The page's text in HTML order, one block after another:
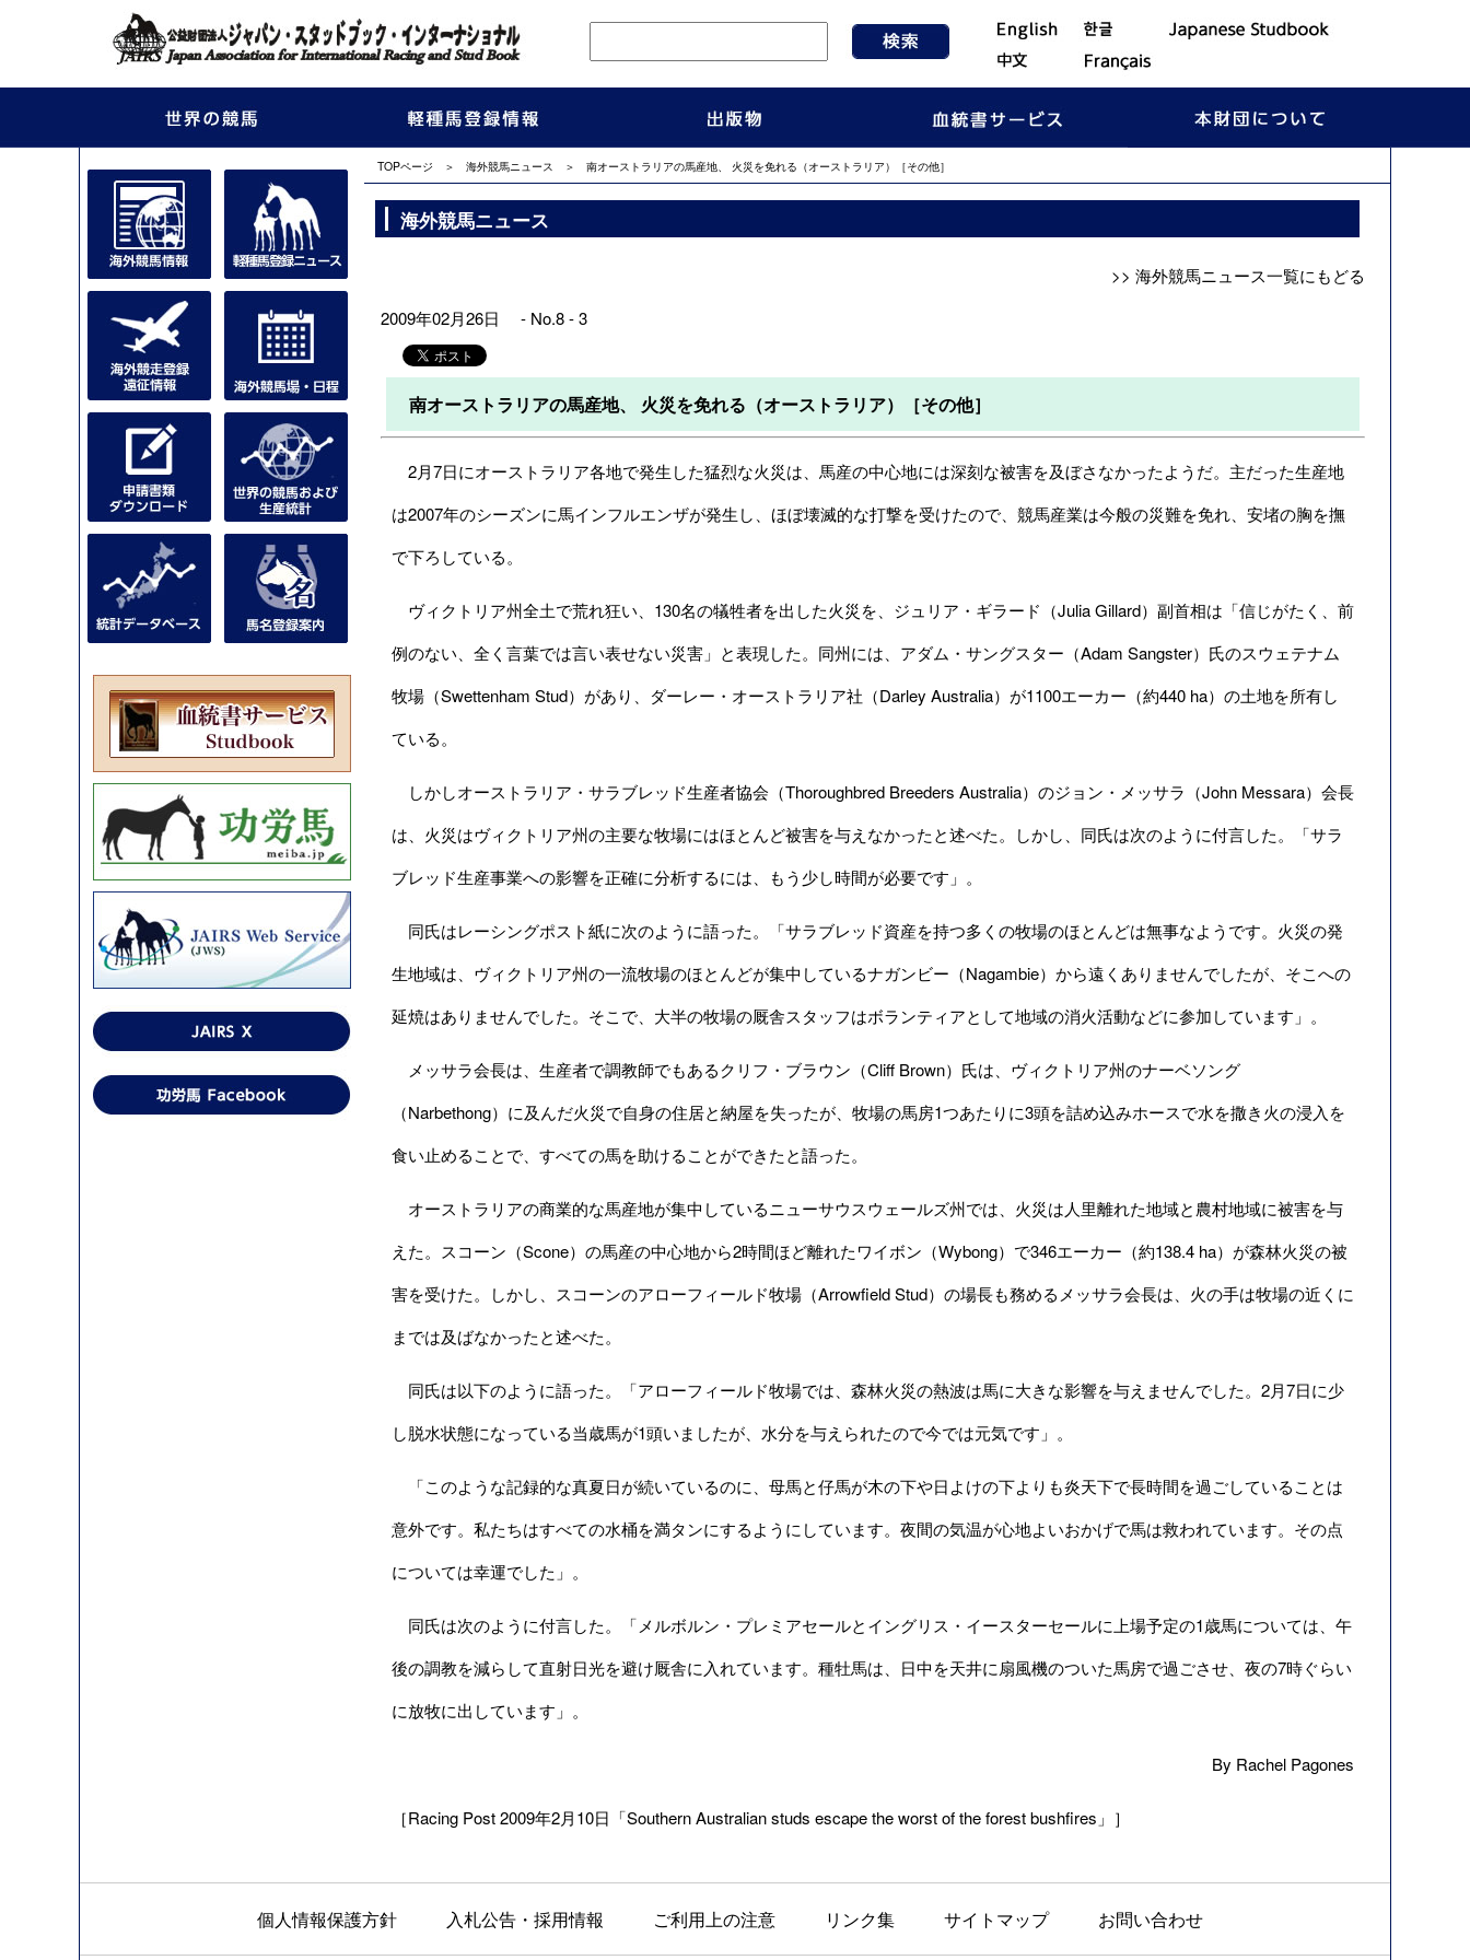
TOPページ ＞ 海外競馬ニュース ＞ 南オーストラリアの馬産地、 火災を免れる（オーストラリア）［その他］
海外競馬ニュース
>> 海外競馬ニュース一覧にもどる
2009年02月26日 - No.8 - 3
南オーストラリアの馬産地、 火災を免れる（オーストラリア）［その他］
2月7日にオーストラリア各地で発生した猛烈な火災は、馬産の中心地には深刻な被害を及ぼさなかったようだ。主だった生産地
は2007年のシーズンに馬インフルエンザが発生し、ほぼ壊滅的な打撃を受けたので、競馬産業は今般の災難を免れ、安堵の胸を撫
で下ろしている。
ヴィクトリア州全土で荒れ狂い、130名の犠牲者を出した火災を、ジュリア・ギラード（Julia Gillard）副首相は「信じがたく、前
例のない、全く言葉では言い表せない災害」と表現した。同州には、アダム・サングスター（Adam Sangster）氏のスウェテナム
牧場（Swettenham Stud）があり、ダーレー・オーストラリア社（Darley Australia）が1100エーカー（約440 ha）の土地を所有し
ている。
しかしオーストラリア・サラブレッド生産者協会（Thoroughbred Breeders Australia）のジョン・メッサラ（John Messara）会長
は、火災はヴィクトリア州の主要な牧場にはほとんど被害を与えなかったと述べた。しかし、同氏は次のように付言した。「サラ
ブレッド生産事業への影響を正確に分析するには、もう少し時間が必要です」。
同氏はレーシングポスト紙に次のように語った。「サラブレッド資産を持つ多くの牧場のほとんどは無事なようです。火災の発
生地域は、ヴィクトリア州の一流牧場のほとんどが集中しているナガンビー（Nagambie）から遠くありませんでしたが、そこへの
延焼はありませんでした。そこで、大半の牧場の厩舎スタッフはボランティアとして地域の消火活動などに参加しています」。
メッサラ会長は、生産者で調教師でもあるクリフ・ブラウン（Cliff Brown）氏は、ヴィクトリア州のナーベソング
（Narbethong）に及んだ火災で自身の住居と納屋を失ったが、牧場の馬房1つあたりに3頭を詰め込みホースで水を撒き火の浸入を
食い止めることで、すべての馬を助けることができたと語った。
オーストラリアの商業的な馬産地が集中しているニューサウスウェールズ州では、火災は人里離れた地域と農村地域に被害を与
えた。スコーン（Scone）の馬産の中心地から2時間ほど離れたワイボン（Wybong）で346エーカー（約138.4 ha）が森林火災の被
害を受けた。しかし、スコーンのアローフィールド牧場（Arrowfield Stud）の場長も務めるメッサラ会長は、火の手は牧場の近くに
までは及ばなかったと述べた。
同氏は以下のように語った。「アローフィールド牧場では、森林火災の熱波は馬に大きな影響を与えませんでした。2月7日に少
し脱水状態になっている当歳馬が1頭いましたが、水分を与えられたので今では元気です」。
「このような記録的な真夏日が続いているのに、母馬と仔馬が木の下や日よけの下よりも炎天下で長時間を過ごしていることは
意外です。私たちはすべての水桶を満タンにするようにしています。夜間の気温が心地よいおかげで馬は救われています。その点
については幸運でした」。
同氏は次のように付言した。「メルボルン・プレミアセールとイングリス・イースターセールに上場予定の1歳馬については、午
後の調教を減らして直射日光を避け厩舎に入れています。種牡馬は、日中を天井に扇風機のついた馬房で過ごさせ、夜の7時ぐらい
に放牧に出しています」。
By Rachel Pagones
［Racing Post 2009年2月10日「Southern Australian studs escape the worst of the forest bushfires」］
個人情報保護方針 入札公告・採用情報 ご利用上の注意 リンク集 サイトマップ お問い合わせ